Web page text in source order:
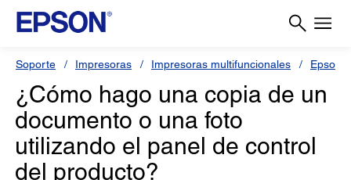
Soporte Impresoras Impresoras multifuncionales Epson L
¿Cómo hago una copia de un
documento o una foto
utilizando el panel de control
del producto?